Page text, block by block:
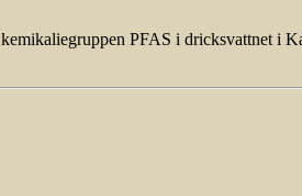
PFAS i dricksvattnet i